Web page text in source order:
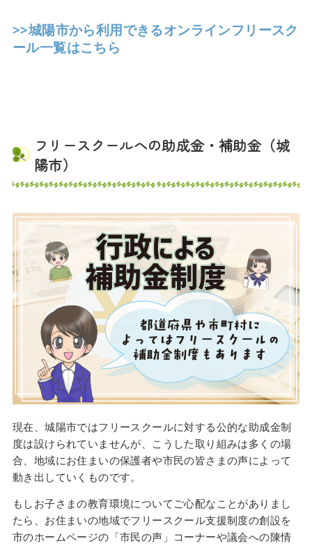
>>城陽市から利用できるオンラインフリースク
ール一覧はこちら
フリースクールへの助成金・補助金（城
陽市）
現在、城陽市ではフリースクールに対する公的な助成金制
度は設けられていませんが、こうした取り組みは多くの場
合、地域にお住まいの保護者や市民の皆さまの声によって
動き出していくものです。
もしお子さまの教育環境についてご心配なことがありまし
たら、お住まいの地域でフリースクール支援制度の創設を
市のホームページの「市民の声」コーナーや議会への陳情